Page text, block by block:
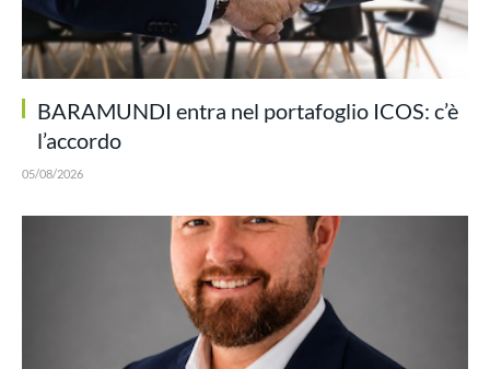
BARAMUNDI entra nel portafoglio ICOS: c’è
l’accordo
05/08/2026